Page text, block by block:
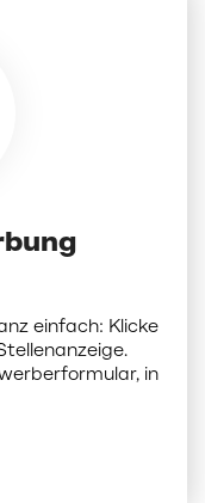
einfach: Klicke
in
und